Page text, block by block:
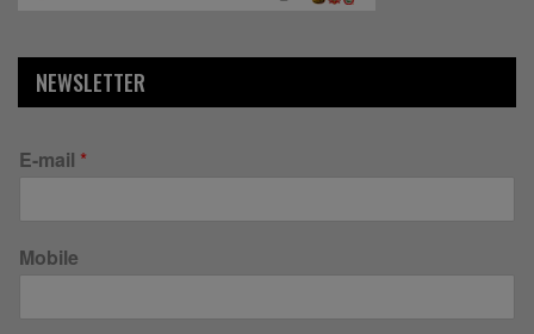
NEWSLETTER
E-mail *
Mobile